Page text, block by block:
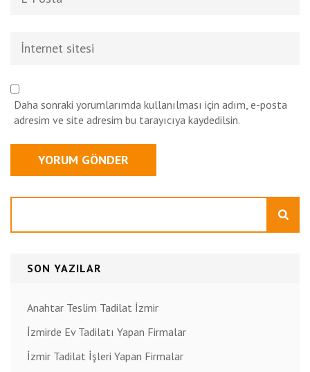
posta*
İnternet
sitesi
Daha sonraki yorumlarımda kullanılması için adım, e-posta
adresim ve site adresim bu tarayıcıya kaydedilsin.
SON YAZILAR
Anahtar Teslim Tadilat İzmir
İzmirde Ev Tadilatı Yapan Firmalar
İzmir Tadilat İşleri Yapan Firmalar